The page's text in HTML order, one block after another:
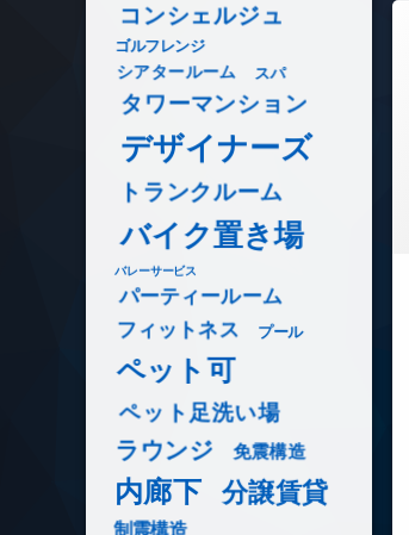
コンシェルジュ
ゴルフレンジ
シアタールーム スパ
タワーマンション
デザイナーズ
トランクルーム
バイク置き場
バレーサービス
パーティールーム
フィットネス プール
ペット可
ペット足洗い場
ラウンジ 免震構造
内廊下 分譲賃貸
制震構造